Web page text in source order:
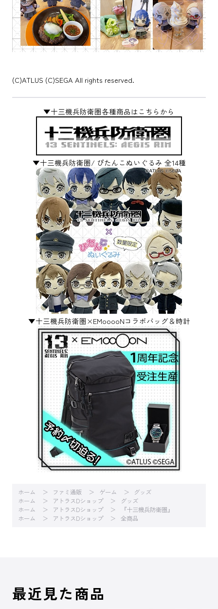
(C)ATLUS (C)SEGA All rights reserved.
▼十三機兵防衛圏各種商品はこちらから
▼十三機兵防衛圏/ ぴたんこぬいぐるみ 全14種
▼十三機兵防衛圏×EMooooNコラボバッグ＆時計
ホーム ファミ通販 ゲーム
グッズ
ホーム
アトラスDショップ
グッズ
ホーム
アトラスDショップ
『十三機兵防衛圏』
ホーム
アトラスDショップ 全商品
最近見た商品